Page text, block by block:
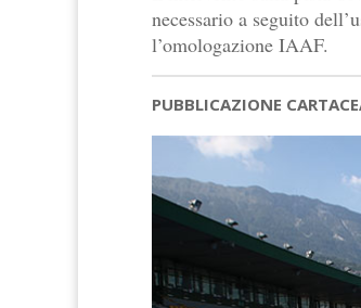
necessario a seguito
l’omologazione IAAF.
PUBBLICAZIONE